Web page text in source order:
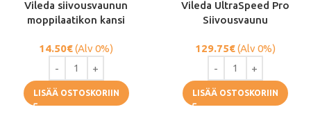
Vileda siivousvaunun
moppilaatikon kansi
14.50€(Alv 0%)
LISÄÄ OSTOSKORIIN
Vileda UltraSpeed ​​​​Pro
Siivousvaunu
129.75€(Alv 0%)
LISÄÄ OSTOSKORIIN